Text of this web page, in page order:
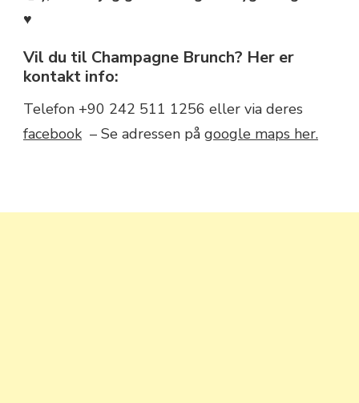
♥
Vil du til Champagne Brunch? Her er
kontakt info:
Telefon +90 242 511 1256 eller via deres
facebook – Se adressen på google maps her.